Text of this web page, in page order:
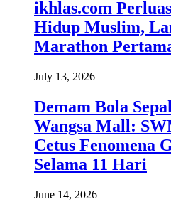
ikhlas.com
Hidup Muslim,
Marathon
July 13, 2026
Demam Bola
Wangsa Mall:
Cetus Fenomena
Selama 11 Hari
June 14, 2026